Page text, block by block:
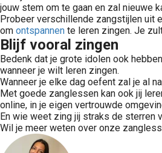
jouw stem om te gaan en zal nieuwe
Probeer verschillende zangstijlen uit
om ontspannen te leren zingen. Je
Blijf vooral zingen
Bedenk dat je grote idolen ook
wanneer je wilt leren zingen.
Wanneer je elke dag oefent zal je al
Met goede zanglessen kan ook jij
online, in je eigen vertrouwde
En wie weet zing jij straks de sterren
Wil je meer weten over onze